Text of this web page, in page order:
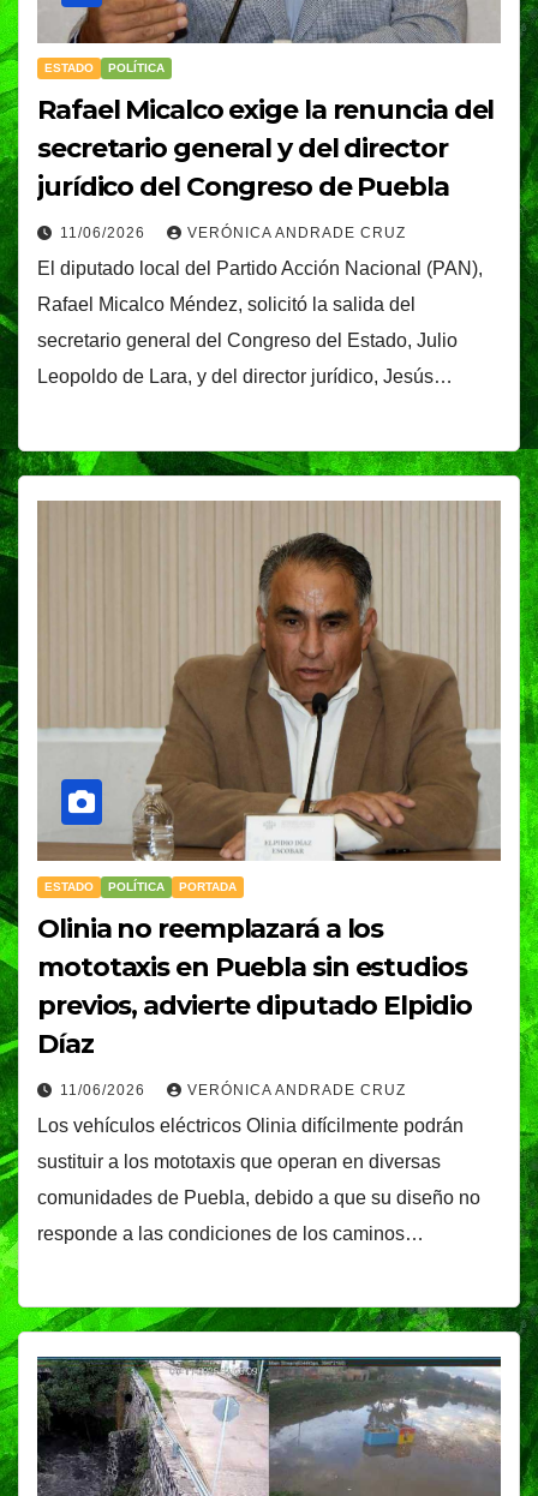
ESTADO POLÍTICA
Rafael Micalco exige la renuncia del
secretario general y del director
jurídico del Congreso de Puebla
11/06/2026 VERÓNICA ANDRADE CRUZ
El diputado local del Partido Acción Nacional (PAN),
Rafael Micalco Méndez, solicitó la salida del
secretario general del Congreso del Estado, Julio
Leopoldo de Lara, y del director jurídico, Jesús…
ESTADO POLÍTICA PORTADA
Olinia no reemplazará a los
mototaxis en Puebla sin estudios
previos, advierte diputado Elpidio
Díaz
11/06/2026 VERÓNICA ANDRADE CRUZ
Los vehículos eléctricos Olinia difícilmente podrán
sustituir a los mototaxis que operan en diversas
comunidades de Puebla, debido a que su diseño no
responde a las condiciones de los caminos…